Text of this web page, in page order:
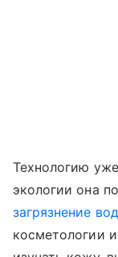
Технологию
экологии она
загрязнение
косметологии